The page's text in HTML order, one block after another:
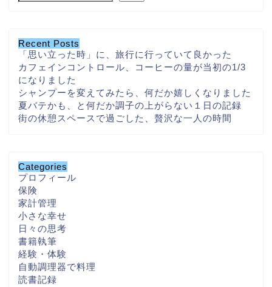
Recent Posts
「思い立った時」に、旅行に行っていて良かった
カフェインコントロール、コーヒーの量が当初の1/3
になりました
シャンプーを変えてみたら、何だか嬉しくなりました
夏バテかも、と何だか調子の上がらない１日の記録
街の休憩スペースで過ごした、贅沢な一人の時間
Categories
プロフィール
保険
家計管理
小さな幸せ
日々の思考
書籍執筆
経験・体験
自動調理器で料理
読書記録